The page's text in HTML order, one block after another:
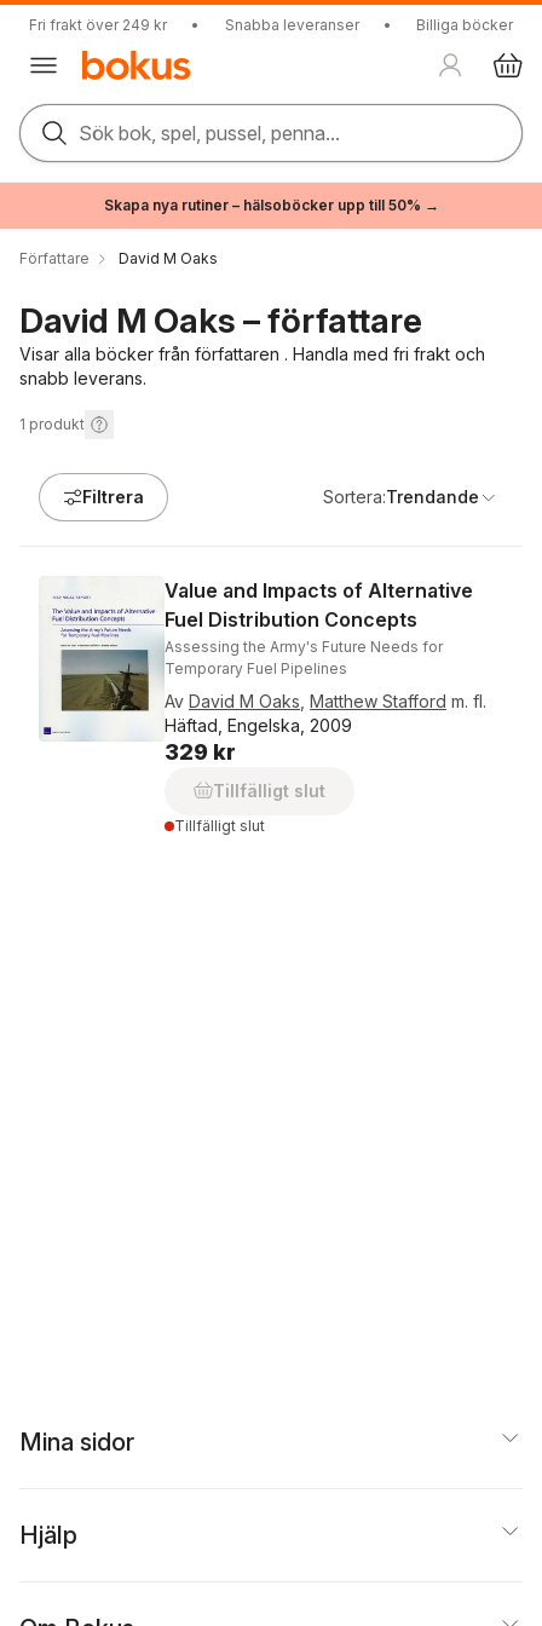
Fri frakt över 249 kr • Snabba leveranser • Billiga böcker
Sök bok, spel, pussel, penna...
Skapa nya rutiner – hälsoböcker upp till 50% →
Författare David M Oaks
David M Oaks – författare
Visar alla böcker från författaren . Handla med fri frakt och
snabb leverans.
1 produkt
Filtrera Sortera:Trendande
Value and Impacts of Alternative
Fuel Distribution Concepts
Assessing the Army's Future Needs for
Temporary Fuel Pipelines
Av David M Oaks Matthew Stafford m. fl.
Häftad, Engelska, 2009
329 kr
Tillfälligt slut
Tillfälligt slut
Mina sidor
Hjälp